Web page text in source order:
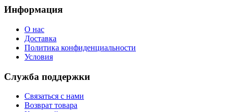
Информация
О нас
Доставка
Политика конфиденциальности
Условия
Служба поддержки
Связаться с нами
Возврат товара